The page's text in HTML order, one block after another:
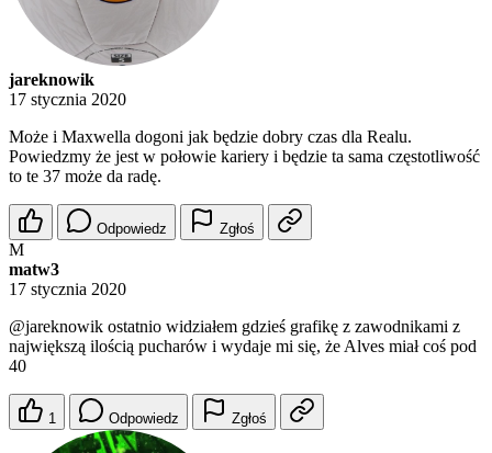
jareknowik
17 stycznia 2020
Może i Maxwella dogoni jak będzie dobry czas dla Realu.
Powiedzmy że jest w połowie kariery i będzie ta sama częstotliwość
to te 37 może da radę.
Odpowiedz Zgłoś
M
matw3
17 stycznia 2020
@jareknowik ostatnio widziałem gdzieś grafikę z zawodnikami z
największą ilością pucharów i wydaje mi się, że Alves miał coś pod
40
1 Odpowiedz Zgłoś